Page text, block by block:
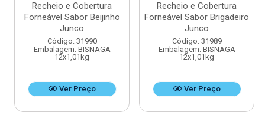
Recheio e Cobertura
Forneável Sabor Beijinho
Junco
Código: 31990
Embalagem: BISNAGA
12x1,01kg
Ver Preço
Recheio e Cobertura
Forneável Sabor Brigadeiro
Junco
Código: 31989
Embalagem: BISNAGA
12x1,01kg
Ver Preço